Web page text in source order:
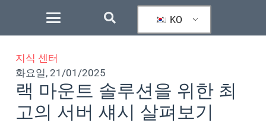
KO
지식 센터
화요일, 21/01/2025
랙 마운트 솔루션을 위한 최
고의 서버 섀시 살펴보기